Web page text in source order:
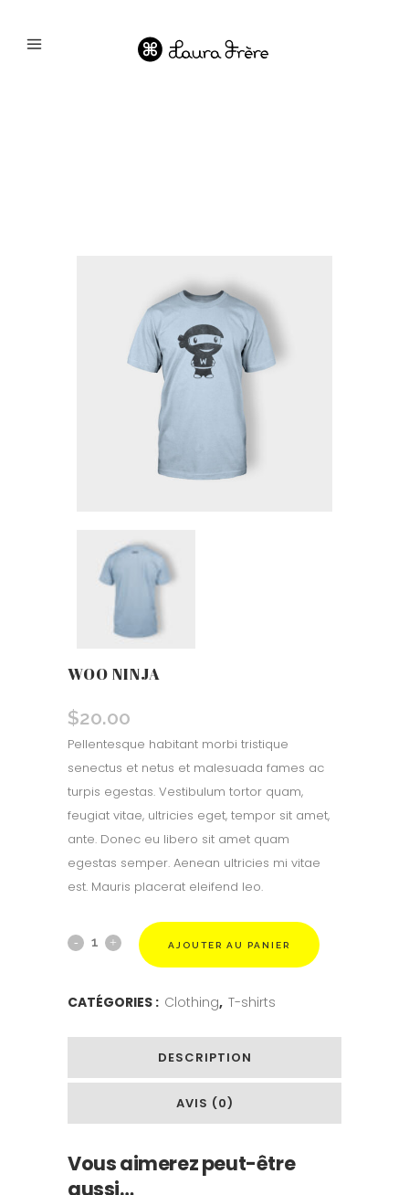
WOO NINJA
$20.00
Pellentesque habitant morbi tristique
senectus et netus et malesuada fames ac
turpis egestas. Vestibulum tortor quam,
feugiat vitae, ultricies eget, tempor sit amet,
ante. Donec eu libero sit amet quam
egestas semper. Aenean ultricies mi vitae
est. Mauris placerat eleifend leo.
AJOUTER AU PANIER
CATÉGORIES : Clothing, T-shirts
DESCRIPTION
AVIS (0)
Vous aimerez peut-être
aussi…